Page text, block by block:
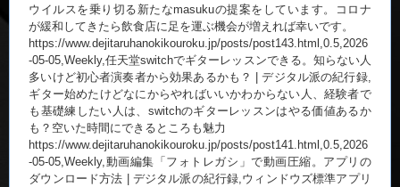
ウイルスを乗り切る新たなmasukuの提案をしています。コロナ
が緩和してきたら飲食店に足を運ぶ機会が増えれば幸いです。
https://www.dejitaruhanokikouroku.jp/posts/post143.html,0.5,2026
-05-05,Weekly,任天堂switchでギターレッスンできる。知らない人
多いけど初心者演奏者から効果あるかも？ | デジタル派の紀行録,
ギター始めたけどなにからやればいいかわからない人、経験者で
も基礎練したい人は、switchのギターレッスンはやる価値あるか
も？空いた時間にできるところも魅力
https://www.dejitaruhanokikouroku.jp/posts/post141.html,0.5,2026
-05-05,Weekly,動画編集「フォトレガシ」で動画圧縮。アプリの
ダウンロード方法 | デジタル派の紀行録,ウィンドウズ標準アプリ